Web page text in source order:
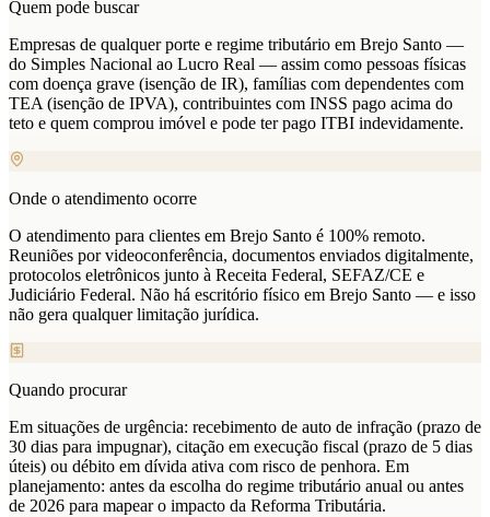
Quem pode buscar
Empresas de qualquer porte e regime tributário em Brejo Santo —
do Simples Nacional ao Lucro Real — assim como pessoas físicas
com doença grave (isenção de IR), famílias com dependentes com
TEA (isenção de IPVA), contribuintes com INSS pago acima do
teto e quem comprou imóvel e pode ter pago ITBI indevidamente.
Onde o atendimento ocorre
O atendimento para clientes em Brejo Santo é 100% remoto.
Reuniões por videoconferência, documentos enviados digitalmente,
protocolos eletrônicos junto à Receita Federal, SEFAZ/CE e
Judiciário Federal. Não há escritório físico em Brejo Santo — e isso
não gera qualquer limitação jurídica.
Quando procurar
Em situações de urgência: recebimento de auto de infração (prazo de
30 dias para impugnar), citação em execução fiscal (prazo de 5 dias
úteis) ou débito em dívida ativa com risco de penhora. Em
planejamento: antes da escolha do regime tributário anual ou antes
de 2026 para mapear o impacto da Reforma Tributária.